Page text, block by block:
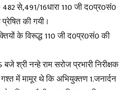
से,491/16धारा 110 जी द0प्र0सं0
की गयी ।
के विरूद्ध 110 जी द0प्र0सं0 की
श्री नन्हे राम सरोज प्रभारी निरीक्षक
में मामूर थे कि अभियुक्तण 1.जनार्दन